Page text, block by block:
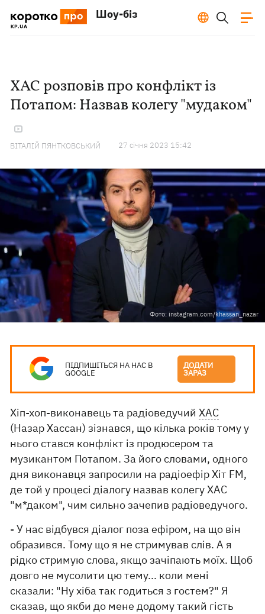
Шоу-біз
ХАС розповів про конфлікт із
Потапом: Назвав колегу "мудаком"
ВІТАЛІЙ ПЯНТКОВСЬКИЙ 27 сiчня 2023 15:42
Фото: instagram.com/khassan_nazar
ПІДПИШІТЬСЯ НА НАС В
GOOGLE
ДОДАТИ
ЗАРАЗ
Хіп-хоп-виконавець та радіоведучийХАС
(Назар Хассан) зізнався, що кілька років тому у
нього стався конфлікт із продюсером та
музикантом Потапом. За його словами, одного
дня виконавця запросили на радіоефір Хіт FM,
де той у процесі діалогу назвав колегу ХАС
"м*даком", чим сильно зачепив радіоведучого.
- У нас відбувся діалог поза ефіром, на що він
образився. Тому що я не стримував слів. А я
рідко стримую слова, якщо зачіпають моїх. Щоб
довго не мусолити цю тему... коли мені
сказали: "Ну хіба так годиться з гостем?" Я
сказав, що якби до мене додому такий гість